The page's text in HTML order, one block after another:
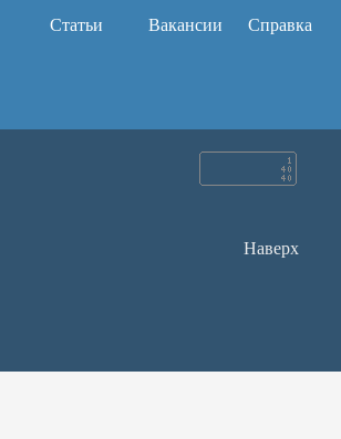
Статьи
Вакансии
Справка
Наверх